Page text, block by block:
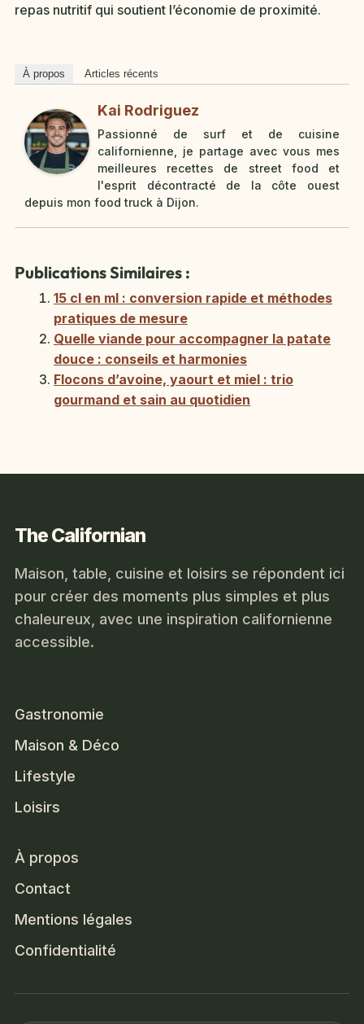
repas nutritif qui soutient l’économie de proximité.
À propos Articles récents
Kai Rodriguez
Passionné de surf et de cuisine
californienne, je partage avec vous mes
meilleures recettes de street food et
l'esprit décontracté de la côte ouest
depuis mon food truck à Dijon.
Publications Similaires :
15 cl en ml : conversion rapide et méthodes
pratiques de mesure
Quelle viande pour accompagner la patate
douce : conseils et harmonies
Flocons d’avoine, yaourt et miel : trio
gourmand et sain au quotidien
The Californian
Maison, table, cuisine et loisirs se répondent ici
pour créer des moments plus simples et plus
chaleureux, avec une inspiration californienne
accessible.
Gastronomie
Maison & Déco
Lifestyle
Loisirs
À propos
Contact
Mentions légales
Confidentialité